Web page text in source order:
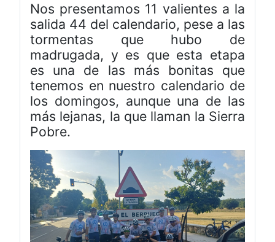
Nos presentamos 11 valientes a la
salida 44 del calendario, pese a las
tormentas que hubo de
madrugada, y es que esta etapa
es una de las más bonitas que
tenemos en nuestro calendario de
los domingos, aunque una de las
más lejanas, la que llaman la Sierra
Pobre.